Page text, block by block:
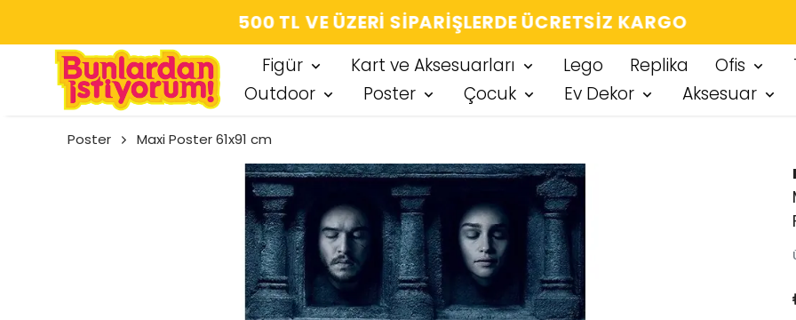
SEÇTIĞIN HER ÜRÜN, TARZINA DAIR KÜÇÜK BIR
Figür Kart ve Aksesuarları Lego Replika Ofis
Outdoor
Poster Çocuk Ev Dekor Aksesuar
Poster Maxi Poster 61x91 cm